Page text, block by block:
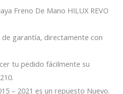
Freno De Mano HILUX REVO
de garantía, directamente con
tu pedido fácilmente su
– 2021 es un repuesto Nuevo.